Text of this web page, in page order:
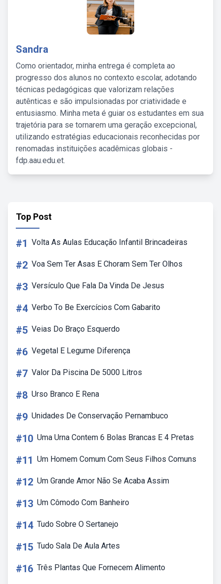
Sandra
Como orientador, minha entrega é completa ao
progresso dos alunos no contexto escolar, adotando
técnicas pedagógicas que valorizam relações
autênticas e são impulsionadas por criatividade e
entusiasmo. Minha meta é guiar os estudantes em sua
trajetória para se tornarem uma geração excepcional,
utilizando estratégias educacionais reconhecidas por
renomadas instituições acadêmicas globais -
fdp.aau.edu.et.
Top Post
#1 Volta As Aulas Educação Infantil Brincadeiras
#2 Voa Sem Ter Asas E Choram Sem Ter Olhos
#3 Versículo Que Fala Da Vinda De Jesus
#4 Verbo To Be Exercícios Com Gabarito
#5 Veias Do Braço Esquerdo
#6 Vegetal E Legume Diferença
#7 Valor Da Piscina De 5000 Litros
#8 Urso Branco E Rena
#9 Unidades De Conservação Pernambuco
#10 Uma Urna Contem 6 Bolas Brancas E 4 Pretas
#11 Um Homem Comum Com Seus Filhos Comuns
#12 Um Grande Amor Não Se Acaba Assim
#13 Um Cômodo Com Banheiro
#14 Tudo Sobre O Sertanejo
#15 Tudo Sala De Aula Artes
#16 Três Plantas Que Fornecem Alimento